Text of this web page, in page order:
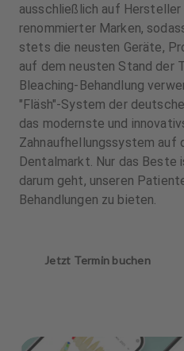
ausschließlich auf
renommierter Marken,
stets die neusten Geräte,
auf dem neusten Stand der
Bleaching-Behandlung
"Fläsh"-System der
das modernste und
Zahnaufhellungssystem auf
Dentalmarkt. Nur das Beste
darum geht, unseren
Behandlungen zu bieten.
Jetzt Termin buchen